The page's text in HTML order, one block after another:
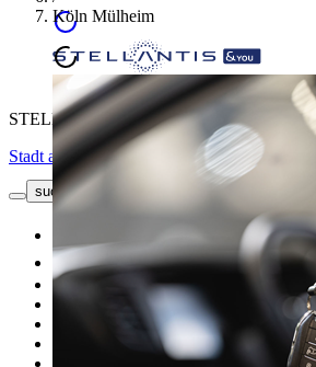
STELLANTIS &YOU KÖLN MÜLHEIM
Stadt auswählen
suche button - icon
Gebrauchtwagen
Top Angebote
Unsere Marken
Fahrzeug verkaufen
Köln Mülheim